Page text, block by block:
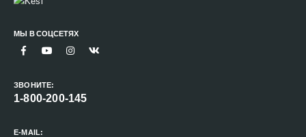
МЫ В СОЦСЕТЯХ
ЗВОНИТЕ:
1-800-200-145
E-MAIL: